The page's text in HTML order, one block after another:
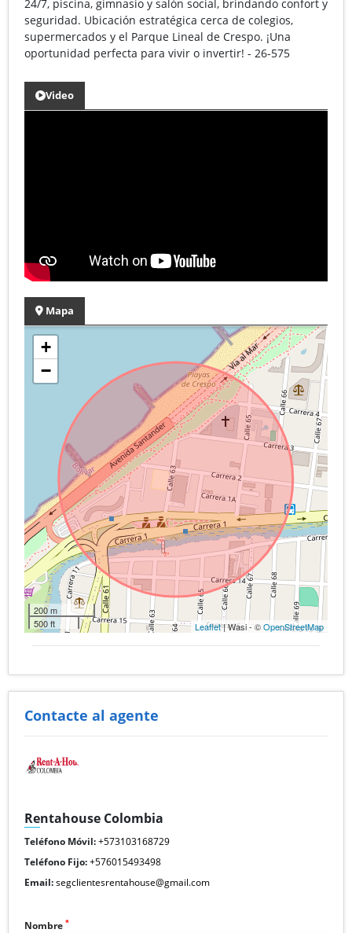
24/7, piscina, gimnasio y salón social, brindando confort y
seguridad. Ubicación estratégica cerca de colegios,
supermercados y el Parque Lineal de Crespo. ¡Una
oportunidad perfecta para vivir o invertir! - 26-575
Video
Mapa
+
−
200 m
500 ft
Leaflet| Wasi - ©OpenStreetMap
Contacte al agente
Rentahouse Colombia
Teléfono Móvil:+573103168729
Teléfono Fijo:+576015493498
Email:segclientesrentahouse@gmail.com
Nombre *